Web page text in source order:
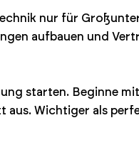
nur für
aufbauen und
starten. Beginne
Wichtiger als